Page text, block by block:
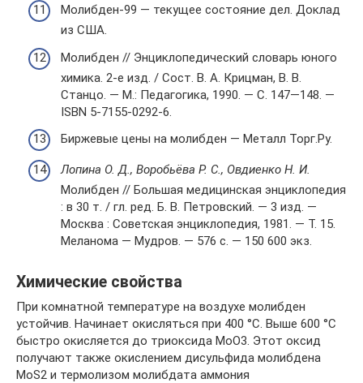
Молибден-99 — текущее состояние дел. Доклад
из США.
Молибден // Энциклопедический словарь юного
химика. 2-е изд. / Сост. В. А. Крицман, В. В.
Станцо. — М.: Педагогика, 1990. — С. 147—148. —
ISBN 5-7155-0292-6.
Биржевые цены на молибден — Металл Торг.Ру.
Лопина О. Д., Воробьёва Р. С., Овдиенко Н. И.
Молибден // Большая медицинская энциклопедия
: в 30 т. / гл. ред. Б. В. Петровский. — 3 изд. —
Москва : Советская энциклопедия, 1981. — Т. 15.
Меланома — Мудров. — 576 с. — 150 600 экз.
Химические свойства
При комнатной температуре на воздухе молибден
устойчив. Начинает окисляться при 400 °C. Выше 600 °C
быстро окисляется до триоксида MoO3. Этот оксид
получают также окислением дисульфида молибдена
MoS2 и термолизом молибдата аммония